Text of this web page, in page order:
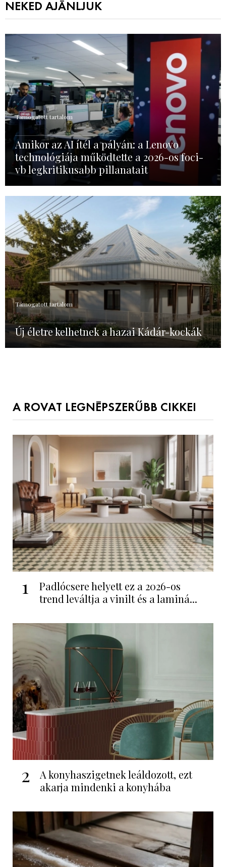
NEKED AJÁNLJUK
Támogatott tartalom
Amikor az AI ítél a pályán: a Lenovo
technológiája működtette a 2026-os foci-
vb legkritikusabb pillanatait
Támogatott tartalom
Új életre kelhetnek a hazai Kádár-kockák
A ROVAT LEGNÉPSZERŰBB CIKKEI
1
Padlócsere helyett ez a 2026-os
trend leváltja a vinilt és a laminá...
2
A konyhaszigetnek leáldozott, ezt
akarja mindenki a konyhába